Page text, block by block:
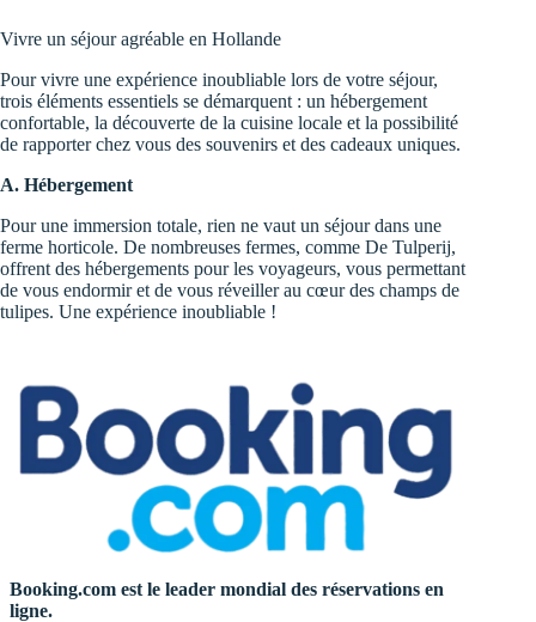
Vivre un séjour agréable en Hollande
Pour vivre une expérience inoubliable lors de votre séjour,
trois éléments essentiels se démarquent : un hébergement
confortable, la découverte de la cuisine locale et la possibilité
de rapporter chez vous des souvenirs et des cadeaux uniques.
A. Hébergement
Pour une immersion totale, rien ne vaut un séjour dans une
ferme horticole. De nombreuses fermes, comme De Tulperij,
offrent des hébergements pour les voyageurs, vous permettant
de vous endormir et de vous réveiller au cœur des champs de
tulipes. Une expérience inoubliable !
Booking.com est le leader mondial des réservations en
ligne.